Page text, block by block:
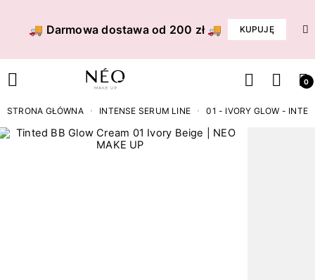
🚚 Darmowa dostawa od 200 zł 🚚 KUPUJĘ
0
STRONA GŁÓWNA INTENSE SERUM LINE 01 - IVORY GLOW -